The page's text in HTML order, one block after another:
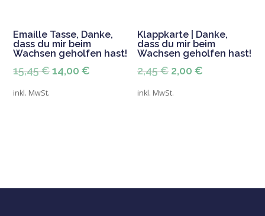
Emaille Tasse, Danke,
dass du mir beim
Wachsen geholfen hast!
15,45€Ursprünglicher
14,00€ Aktueller
inkl. MwSt.
Klappkarte | Danke,
dass du mir beim
Wachsen geholfen hast!
2,45€ Ursprünglicher
2,00€
inkl. MwSt.